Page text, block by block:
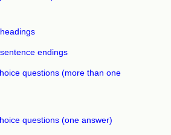
endings
questions (more than one
questions (one answer)